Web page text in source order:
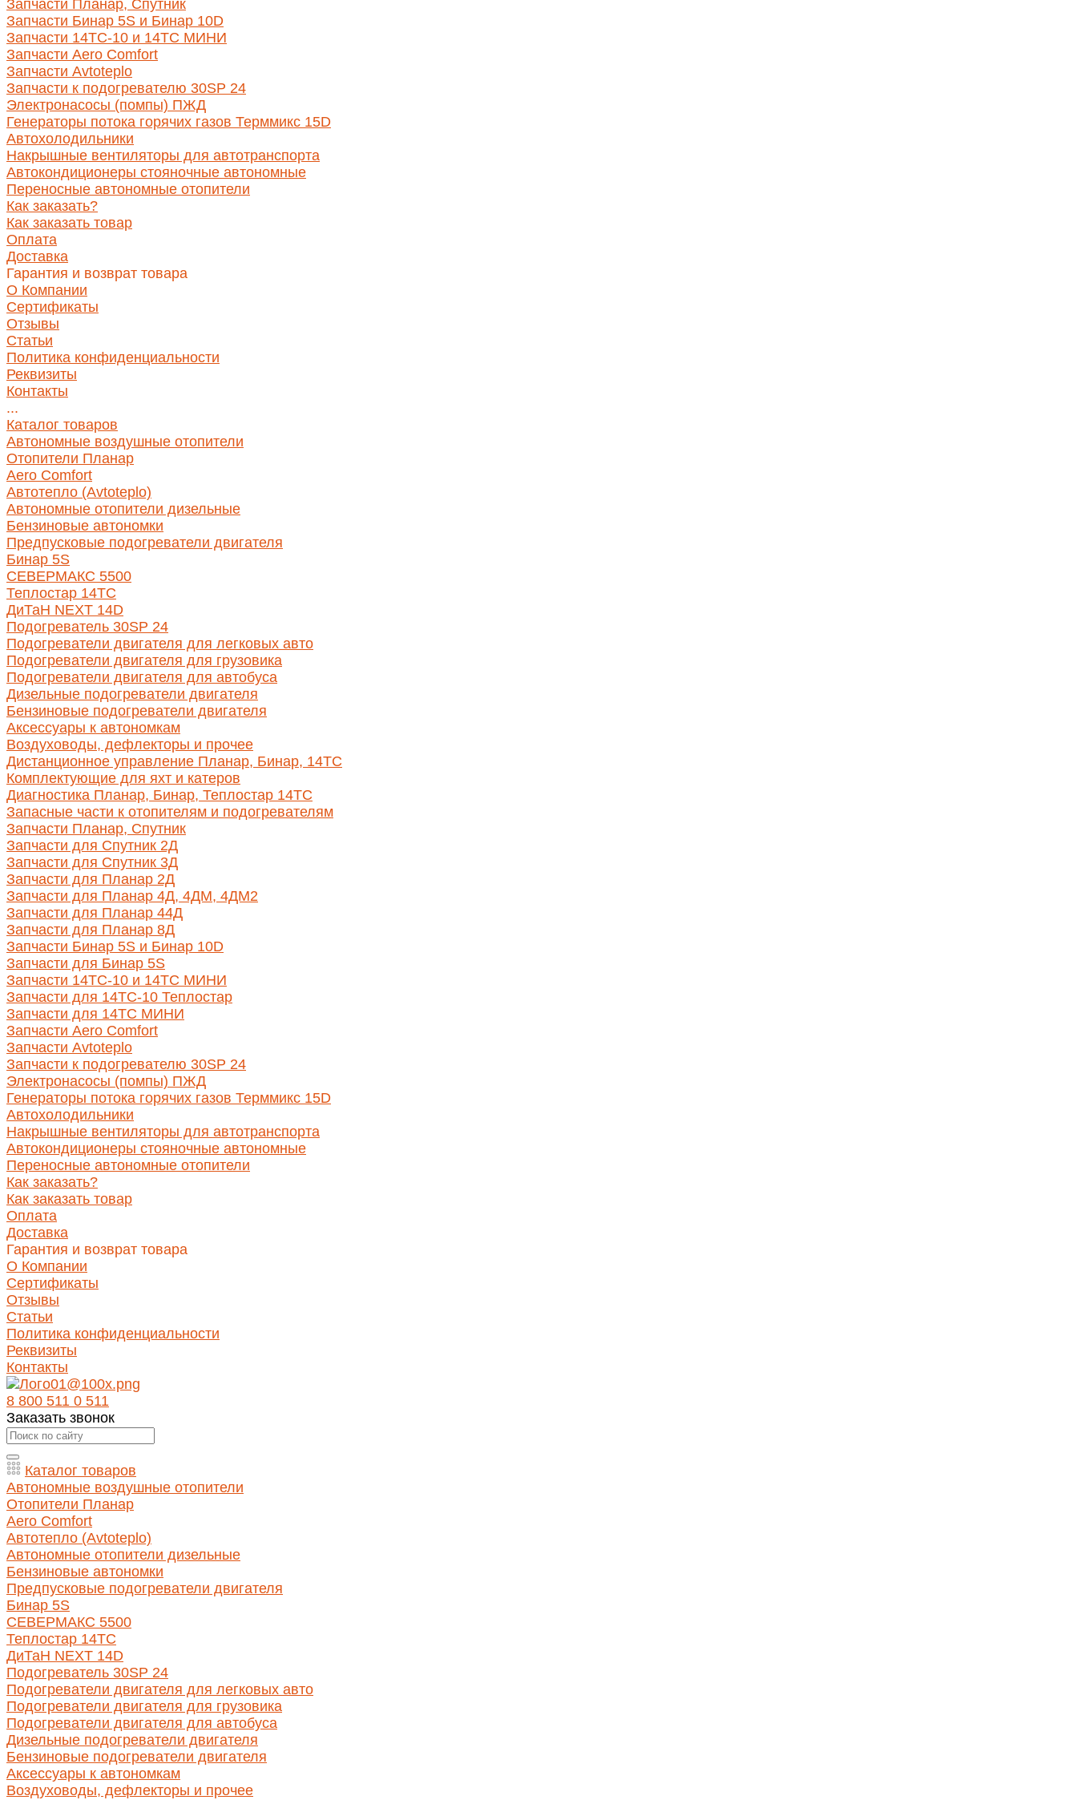
Запчасти Планар, Спутник
Запчасти Бинар 5S и Бинар 10D
Запчасти 14ТС-10 и 14ТС МИНИ
Запчасти Aero Comfort
Запчасти Avtoteplo
Запчасти к подогревателю 30SP 24
Электронасосы (помпы) ПЖД
Генераторы потока горячих газов Терммикс 15D
Автохолодильники
Накрышные вентиляторы для автотранспорта
Автокондиционеры стояночные автономные
Переносные автономные отопители
Как заказать?
Как заказать товар
Оплата
Доставка
Гарантия и возврат товара
О Компании
Сертификаты
Отзывы
Статьи
Политика конфиденциальности
Реквизиты
Контакты
...
Каталог товаров
Автономные воздушные отопители
Отопители Планар
Aero Comfort
Автотепло (Avtoteplo)
Автономные отопители дизельные
Бензиновые автономки
Предпусковые подогреватели двигателя
Бинар 5S
СЕВЕРМАКС 5500
Теплостар 14ТС
ДиТаН NEXT 14D
Подогреватель 30SP 24
Подогреватели двигателя для легковых авто
Подогреватели двигателя для грузовика
Подогреватели двигателя для автобуса
Дизельные подогреватели двигателя
Бензиновые подогреватели двигателя
Аксессуары к автономкам
Воздуховоды, дефлекторы и прочее
Дистанционное управление Планар, Бинар, 14ТС
Комплектующие для яхт и катеров
Диагностика Планар, Бинар, Теплостар 14ТС
Запасные части к отопителям и подогревателям
Запчасти Планар, Спутник
Запчасти для Спутник 2Д
Запчасти для Спутник 3Д
Запчасти для Планар 2Д
Запчасти для Планар 4Д, 4ДМ, 4ДМ2
Запчасти для Планар 44Д
Запчасти для Планар 8Д
Запчасти Бинар 5S и Бинар 10D
Запчасти для Бинар 5S
Запчасти 14ТС-10 и 14ТС МИНИ
Запчасти для 14ТС-10 Теплостар
Запчасти для 14ТС МИНИ
Запчасти Aero Comfort
Запчасти Avtoteplo
Запчасти к подогревателю 30SP 24
Электронасосы (помпы) ПЖД
Генераторы потока горячих газов Терммикс 15D
Автохолодильники
Накрышные вентиляторы для автотранспорта
Автокондиционеры стояночные автономные
Переносные автономные отопители
Как заказать?
Как заказать товар
Оплата
Доставка
Гарантия и возврат товара
О Компании
Сертификаты
Отзывы
Статьи
Политика конфиденциальности
Реквизиты
Контакты
8 800 511 0 511
Заказать звонок
Каталог товаров
Автономные воздушные отопители
Отопители Планар
Aero Comfort
Автотепло (Avtoteplo)
Автономные отопители дизельные
Бензиновые автономки
Предпусковые подогреватели двигателя
Бинар 5S
СЕВЕРМАКС 5500
Теплостар 14ТС
ДиТаН NEXT 14D
Подогреватель 30SP 24
Подогреватели двигателя для легковых авто
Подогреватели двигателя для грузовика
Подогреватели двигателя для автобуса
Дизельные подогреватели двигателя
Бензиновые подогреватели двигателя
Аксессуары к автономкам
Воздуховоды, дефлекторы и прочее